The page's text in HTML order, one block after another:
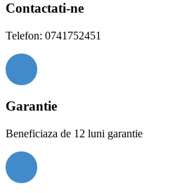
Contactati-ne
Telefon: 0741752451
Garantie
Beneficiaza de 12 luni garantie